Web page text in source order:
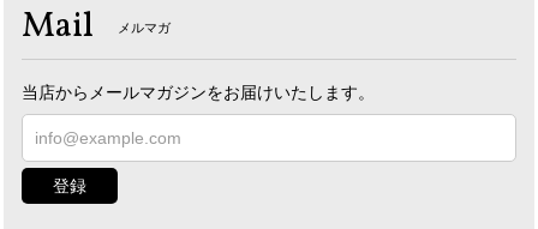
Mail メルマガ
当店からメールマガジンをお届けいたします。
登録